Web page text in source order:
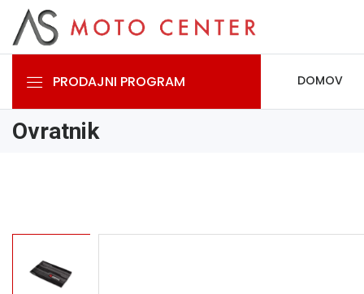
PRODAJNI PROGRAM DOMOV
Ovratnik